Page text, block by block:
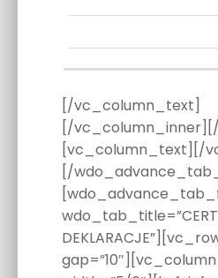
[/vc_column_text]
[/
[vc_column_text][/
[/